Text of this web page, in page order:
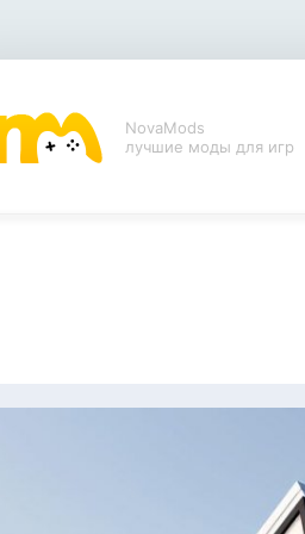
NovaMods
лучшие моды для игр